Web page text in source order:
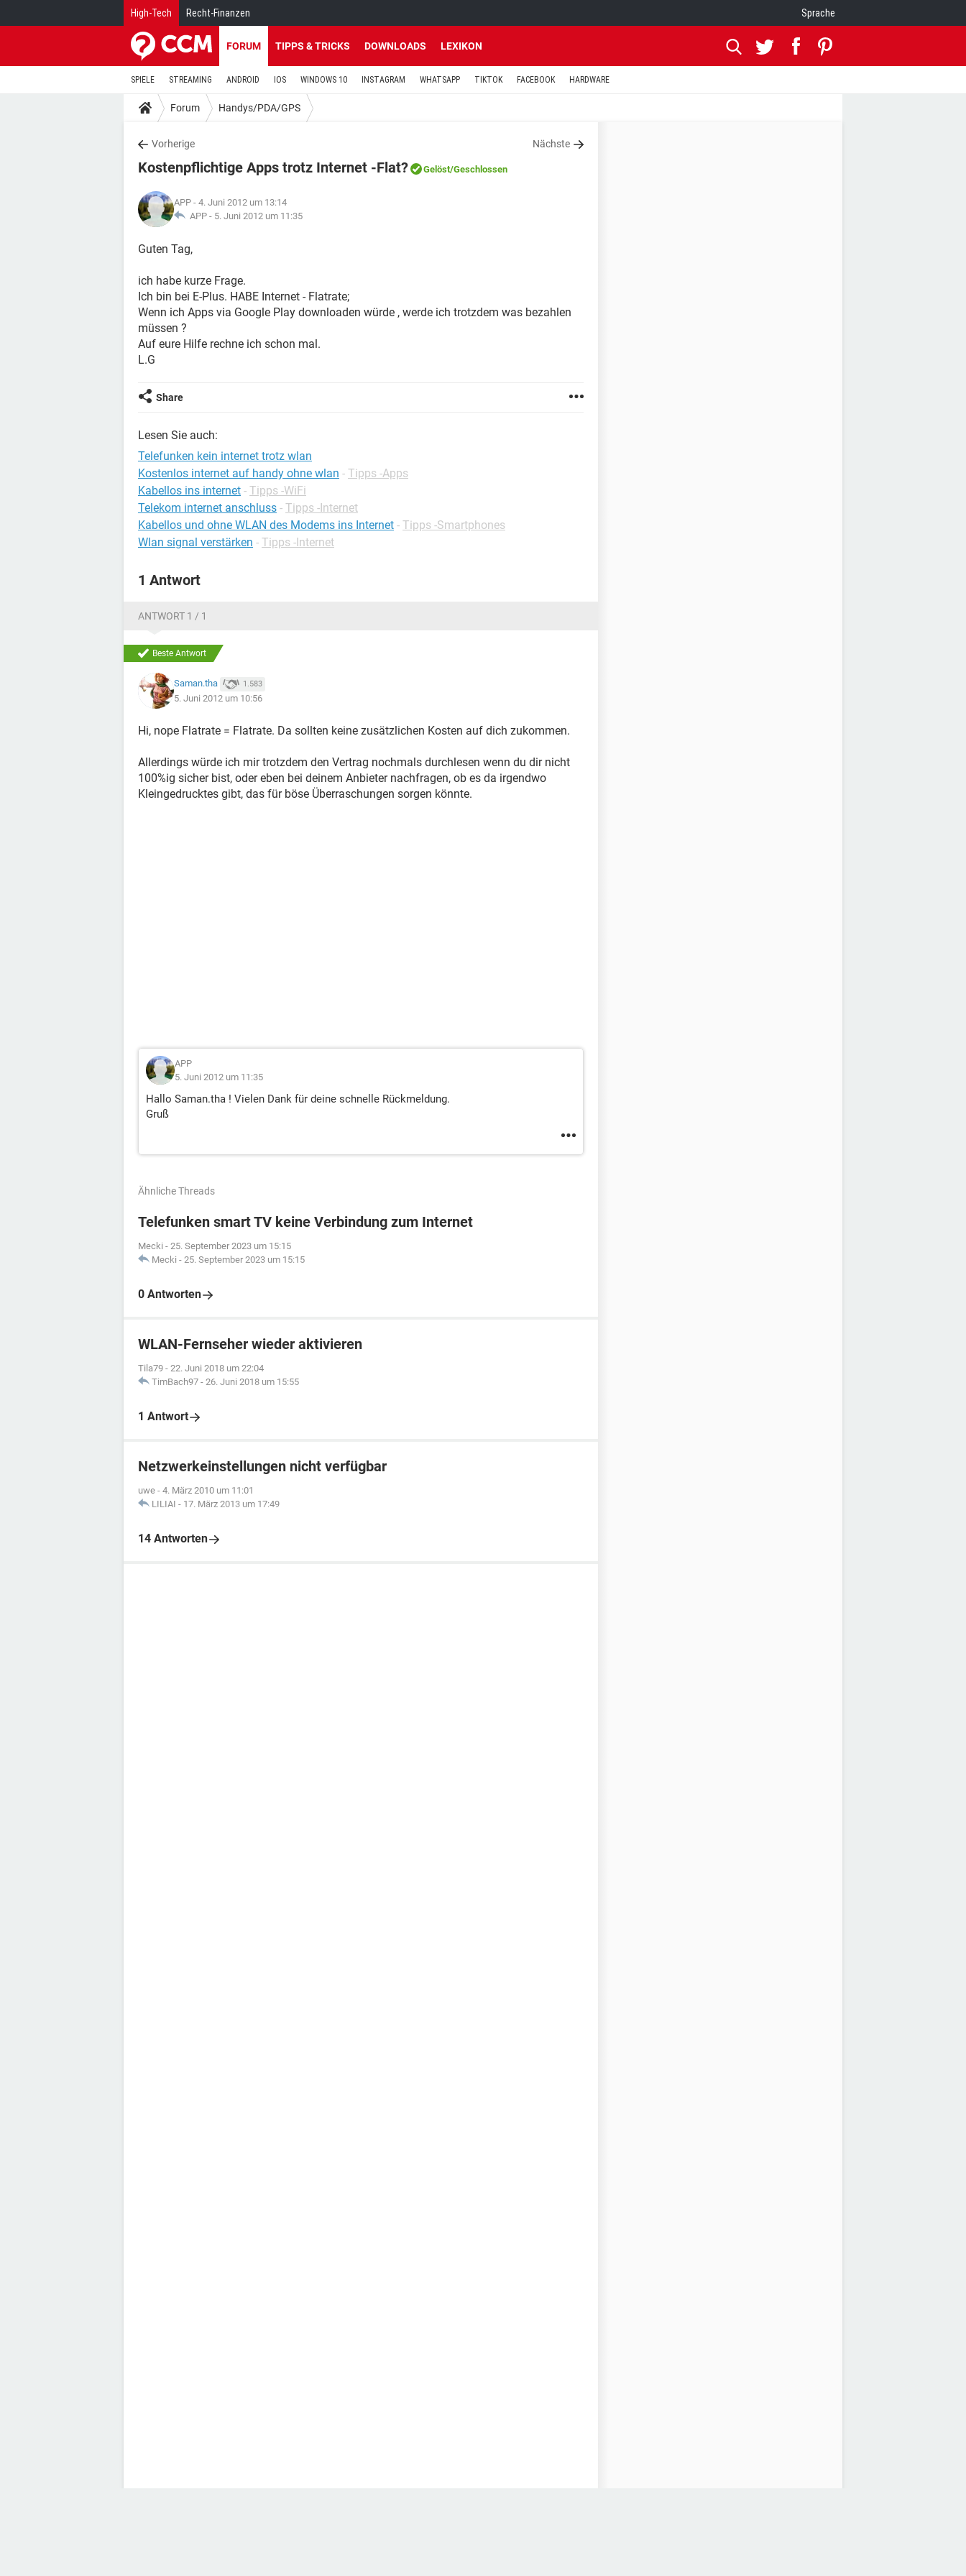
High-Tech Recht-Finanzen Sprache
FORUM TIPPS & TRICKS DOWNLOADS LEXIKON
SPIELE STREAMING ANDROID IOS WINDOWS 10 INSTAGRAM WHATSAPP TIKTOK FACEBOOK HARDWARE
Forum Handys/PDA/GPS
Vorherige Nächste
Kostenpflichtige Apps trotz Internet -Flat? Gelöst/Geschlossen
APP - 4. Juni 2012 um 13:14
APP - 5. Juni 2012 um 11:35
Guten Tag,
ich habe kurze Frage.
Ich bin bei E-Plus. HABE Internet - Flatrate;
Wenn ich Apps via Google Play downloaden würde , werde ich trotzdem was bezahlen
müssen ?
Auf eure Hilfe rechne ich schon mal.
L.G
Share
Lesen Sie auch:
Telefunken kein internet trotz wlan
Kostenlos internet auf handy ohne wlan - Tipps -Apps
Kabellos ins internet - Tipps -WiFi
Telekom internet anschluss - Tipps -Internet
Kabellos und ohne WLAN des Modems ins Internet - Tipps -Smartphones
Wlan signal verstärken - Tipps -Internet
1 Antwort
ANTWORT 1 / 1
Beste Antwort
Saman.tha 1.583
5. Juni 2012 um 10:56
Hi, nope Flatrate = Flatrate. Da sollten keine zusätzlichen Kosten auf dich zukommen.
Allerdings würde ich mir trotzdem den Vertrag nochmals durchlesen wenn du dir nicht
100%ig sicher bist, oder eben bei deinem Anbieter nachfragen, ob es da irgendwo
Kleingedrucktes gibt, das für böse Überraschungen sorgen könnte.
APP
5. Juni 2012 um 11:35
Hallo Saman.tha ! Vielen Dank für deine schnelle Rückmeldung.
Gruß
Ähnliche Threads
Telefunken smart TV keine Verbindung zum Internet
Mecki - 25. September 2023 um 15:15
Mecki - 25. September 2023 um 15:15
0 Antworten
WLAN-Fernseher wieder aktivieren
Tila79 - 22. Juni 2018 um 22:04
TimBach97 - 26. Juni 2018 um 15:55
1 Antwort
Netzwerkeinstellungen nicht verfügbar
uwe - 4. März 2010 um 11:01
LILIAI - 17. März 2013 um 17:49
14 Antworten